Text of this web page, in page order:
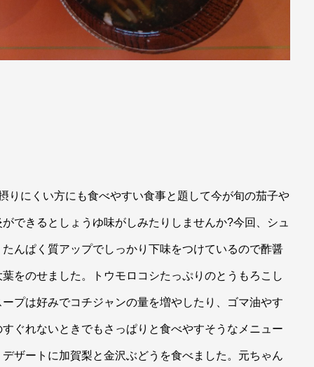
りにくい方にも食べやすい食事と題して今が旬の茄子や
できるとしょうゆ味がしみたりしませんか?今回、シュ
んぱく質アップでしっかり下味をつけているので酢醤
をのせました。トウモロコシたっぷりのとうもろこし
プは好みでコチジャンの量を増やしたり、ゴマ油やす
ぐれないときでもさっぱりと食べやすそうなメニュー
ザートに加賀梨と金沢ぶどうを食べました。元ちゃん